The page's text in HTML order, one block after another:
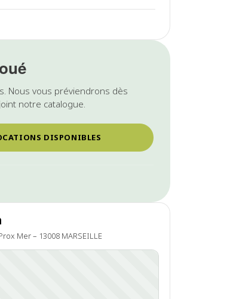
Nous vous préviendrons dès
notre catalogue.
DISPONIBLES
Mer – 13008 MARSEILLE